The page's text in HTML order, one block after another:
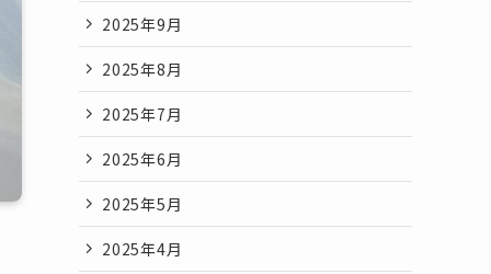
2025年9月
2025年8月
2025年7月
2025年6月
2025年5月
2025年4月